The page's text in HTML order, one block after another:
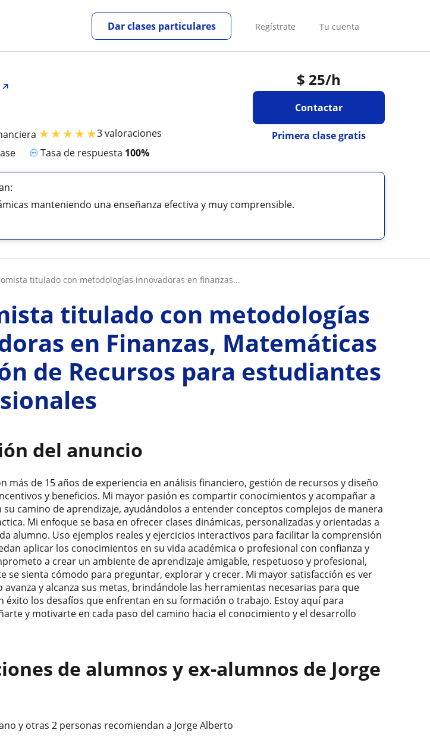
Regístrate Tu cuenta
Dar clases particulares
$ 25/h
Contactar
Primera clase gratis
★★★★★3 valoraciones
Tasa de respuesta 100%
manteniendo una enseñanza efectiva y muy comprensible.
titulado con metodologías innovadoras en finanzas...
titulado con metodologías
en Finanzas, Matemáticas
de Recursos para estudiantes
del anuncio
más de 15 años de experiencia en análisis financiero, gestión de recursos y diseño
y beneficios. Mi mayor pasión es compartir conocimientos y acompañar a
su camino de aprendizaje, ayudándolos a entender conceptos complejos de manera
Mi enfoque se basa en ofrecer clases dinámicas, personalizadas y orientadas a
alumno. Uso ejemplos reales y ejercicios interactivos para facilitar la comprensión
aplicar los conocimientos en su vida académica o profesional con confianza y
a crear un ambiente de aprendizaje amigable, respetuoso y profesional,
se sienta cómodo para preguntar, explorar y crecer. Mi mayor satisfacción es ver
avanza y alcanza sus metas, brindándole las herramientas necesarias para que
éxito los desafíos que enfrentan en su formación o trabajo. Estoy aquí para
y motivarte en cada paso del camino hacia el conocimiento y el desarrollo
de alumnos y ex-alumnos de Jorge
y otras 2 personas recomiendan a Jorge Alberto